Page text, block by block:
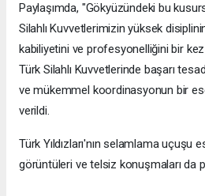
Paylaşımda, "Gökyüzündeki bu
Silahlı Kuvvetlerimizin yüksek
kabiliyetini ve profesyonelliğini bir
Türk Silahlı Kuvvetlerinde başarı
ve mükemmel koordinasyonun bir
verildi.
Türk Yıldızları'nın selamlama uçuşu
görüntüleri ve telsiz konuşmaları da